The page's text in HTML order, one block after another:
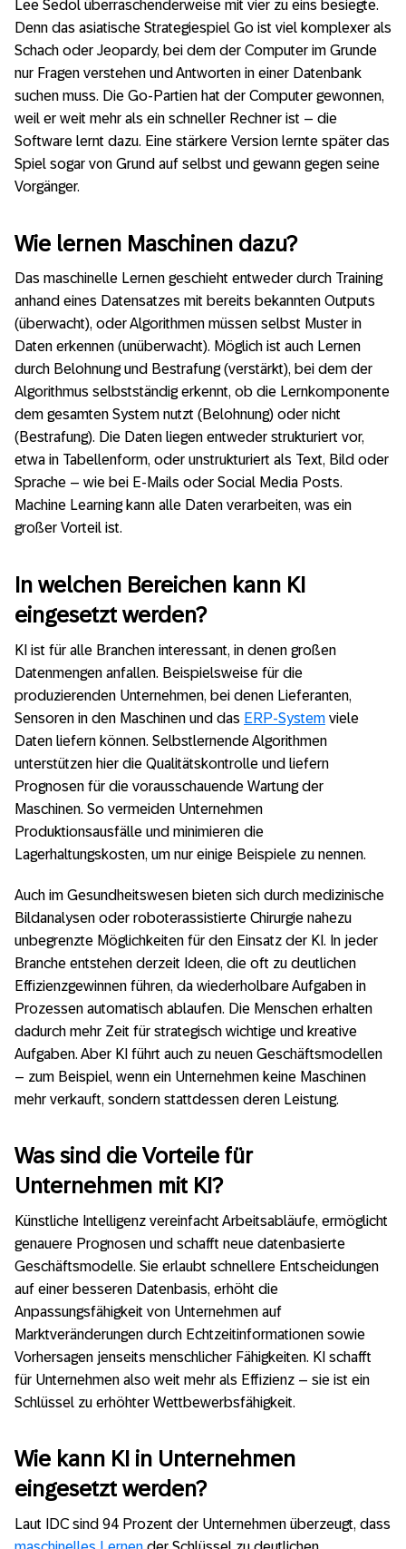
Lee Sedol überraschenderweise mit vier zu eins besiegte.
Denn das asiatische Strategiespiel Go ist viel komplexer als
Schach oder Jeopardy, bei dem der Computer im Grunde
nur Fragen verstehen und Antworten in einer Datenbank
suchen muss. Die Go-Partien hat der Computer gewonnen,
weil er weit mehr als ein schneller Rechner ist – die
Software lernt dazu. Eine stärkere Version lernte später das
Spiel sogar von Grund auf selbst und gewann gegen seine
Vorgänger.
Wie lernen Maschinen dazu?
Das maschinelle Lernen geschieht entweder durch Training
anhand eines Datensatzes mit bereits bekannten Outputs
(überwacht), oder Algorithmen müssen selbst Muster in
Daten erkennen (unüberwacht). Möglich ist auch Lernen
durch Belohnung und Bestrafung (verstärkt), bei dem der
Algorithmus selbstständig erkennt, ob die Lernkomponente
dem gesamten System nutzt (Belohnung) oder nicht
(Bestrafung). Die Daten liegen entweder strukturiert vor,
etwa in Tabellenform, oder unstrukturiert als Text, Bild oder
Sprache – wie bei E-Mails oder Social Media Posts.
Machine Learning kann alle Daten verarbeiten, was ein
großer Vorteil ist.
In welchen Bereichen kann KI
eingesetzt werden?
KI ist für alle Branchen interessant, in denen großen
Datenmengen anfallen. Beispielsweise für die
produzierenden Unternehmen, bei denen Lieferanten,
Sensoren in den Maschinen und das ERP-System viele
Daten liefern können. Selbstlernende Algorithmen
unterstützen hier die Qualitätskontrolle und liefern
Prognosen für die vorausschauende Wartung der
Maschinen. So vermeiden Unternehmen
Produktionsausfälle und minimieren die
Lagerhaltungskosten, um nur einige Beispiele zu nennen.
Auch im Gesundheitswesen bieten sich durch medizinische
Bildanalysen oder roboterassistierte Chirurgie nahezu
unbegrenzte Möglichkeiten für den Einsatz der KI. In jeder
Branche entstehen derzeit Ideen, die oft zu deutlichen
Effizienzgewinnen führen, da wiederholbare Aufgaben in
Prozessen automatisch ablaufen. Die Menschen erhalten
dadurch mehr Zeit für strategisch wichtige und kreative
Aufgaben. Aber KI führt auch zu neuen Geschäftsmodellen
– zum Beispiel, wenn ein Unternehmen keine Maschinen
mehr verkauft, sondern stattdessen deren Leistung.
Was sind die Vorteile für
Unternehmen mit KI?
Künstliche Intelligenz vereinfacht Arbeitsabläufe, ermöglicht
genauere Prognosen und schafft neue datenbasierte
Geschäftsmodelle. Sie erlaubt schnellere Entscheidungen
auf einer besseren Datenbasis, erhöht die
Anpassungsfähigkeit von Unternehmen auf
Marktveränderungen durch Echtzeitinformationen sowie
Vorhersagen jenseits menschlicher Fähigkeiten. KI schafft
für Unternehmen also weit mehr als Effizienz – sie ist ein
Schlüssel zu erhöhter Wettbewerbsfähigkeit.
Wie kann KI in Unternehmen
eingesetzt werden?
Laut IDC sind 94 Prozent der Unternehmen überzeugt, dass